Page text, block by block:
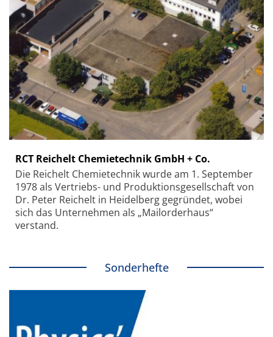
RCT Reichelt Chemietechnik GmbH + Co.
Die Reichelt Chemietechnik wurde am 1. September
1978 als Vertriebs- und Produktionsgesellschaft von
Dr. Peter Reichelt in Heidelberg gegründet, wobei
sich das Unternehmen als „Mailorderhaus“
verstand.
Sonderhefte